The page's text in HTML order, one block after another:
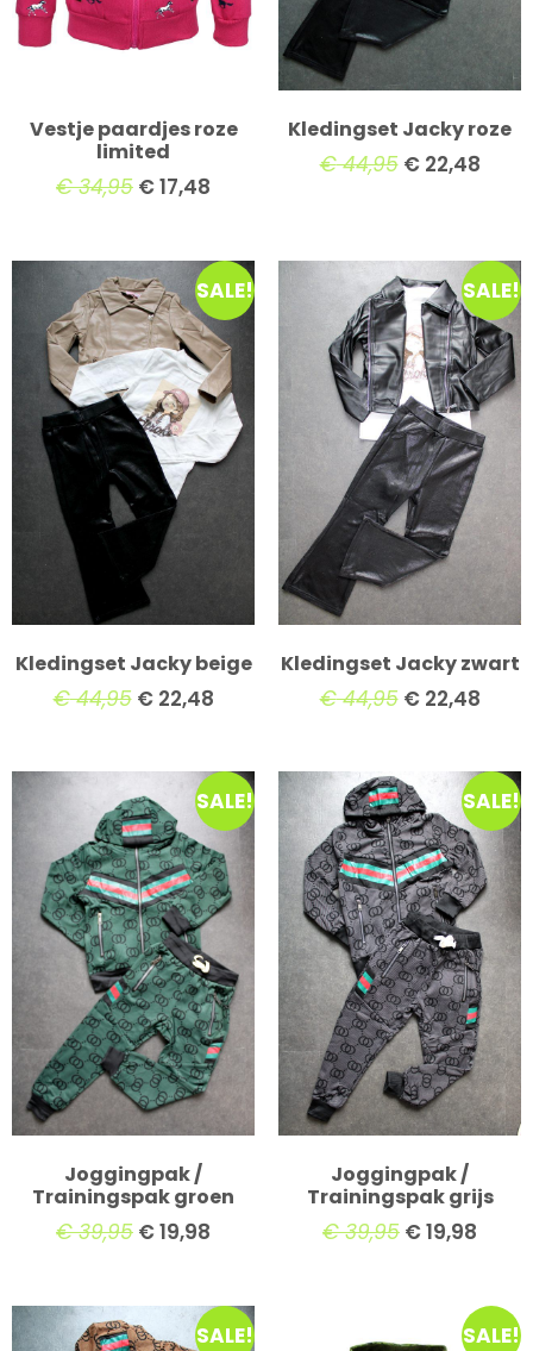
Vestje paardjes roze
limited
€34,95 €17,48
Kledingset Jacky roze
€44,95 €22,48
SALE!
Kledingset Jacky beige
€44,95 €22,48
SALE!
Kledingset Jacky zwart
€44,95 €22,48
SALE!
Joggingpak /
Trainingspak groen
€39,95 €19,98
SALE!
Joggingpak /
Trainingspak grijs
€39,95 €19,98
SALE! SALE!